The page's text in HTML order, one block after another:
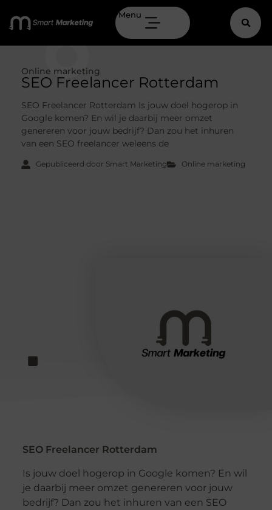
Menu
Online marketing
SEO Freelancer Rotterdam
SEO Freelancer Rotterdam Is jouw doel hogerop in
Google komen? En wil je daarbij meer omzet
genereren voor jouw bedrijf? Dan zou het inhuren
van een SEO freelancer weleens de
Gepubliceerd door Smart Marketing Online marketing
SEO Freelancer Rotterdam
Is jouw doel hogerop in Google komen? En wil
je daarbij meer omzet genereren voor jouw
bedrijf? Dan zou het inhuren van een SEO